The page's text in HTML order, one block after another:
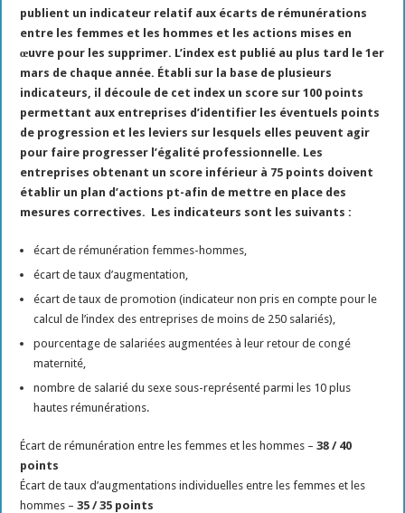
publient un indicateur relatif aux écarts de rémunérations
entre les femmes et les hommes et les actions mises en
œuvre pour les supprimer. L’index est publié au plus tard le 1er
mars de chaque année. Établi sur la base de plusieurs
indicateurs, il découle de cet index un score sur 100 points
permettant aux entreprises d’identifier les éventuels points
de progression et les leviers sur lesquels elles peuvent agir
pour faire progresser l’égalité professionnelle. Les
entreprises obtenant un score inférieur à 75 points doivent
établir un plan d’actions pt-afin de mettre en place des
mesures correctives. Les indicateurs sont les suivants :
écart de rémunération femmes-hommes,
écart de taux d’augmentation,
écart de taux de promotion (indicateur non pris en compte pour le
calcul de l’index des entreprises de moins de 250 salariés),
pourcentage de salariées augmentées à leur retour de congé
maternité,
nombre de salarié du sexe sous-représenté parmi les 10 plus
hautes rémunérations.
Écart de rémunération entre les femmes et les hommes –38 / 40
points
Écart de taux d’augmentations individuelles entre les femmes et les
hommes –35 / 35 points